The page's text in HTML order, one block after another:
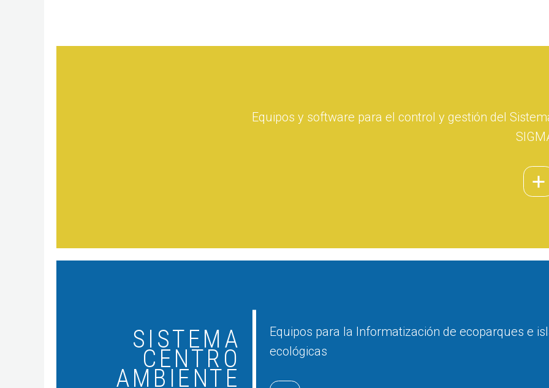
Equipos y software para el control y gestión del
SISTEMA
CENTRO
AMBIENTE
Equipos para la Informatización de ecoparques e
ecológicas